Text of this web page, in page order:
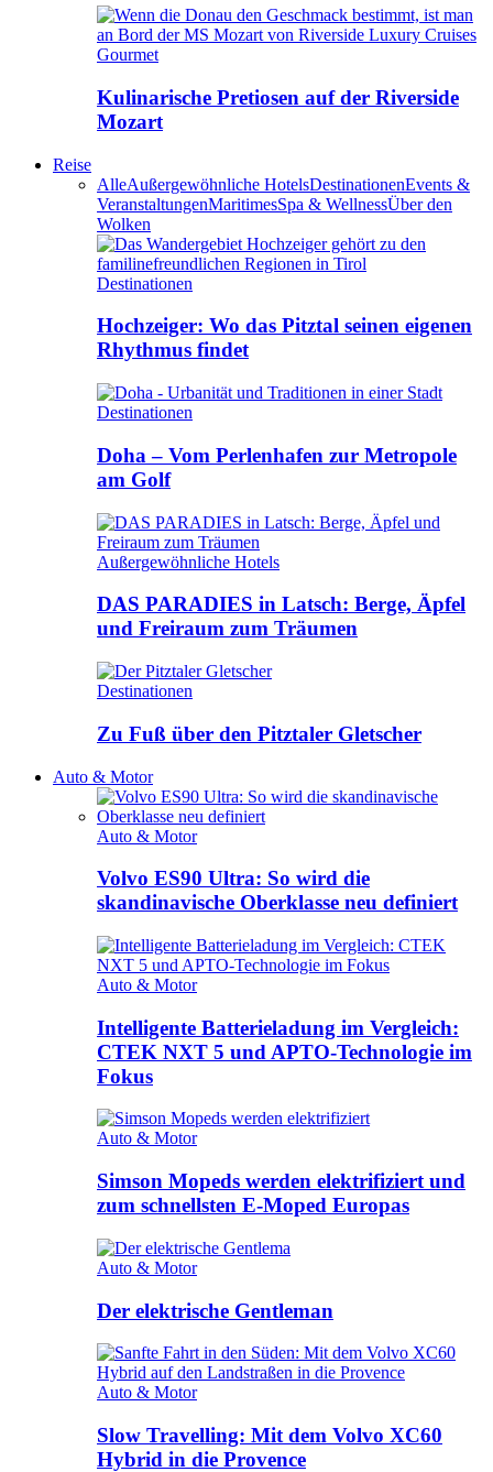
Gourmet
Kulinarische Pretiosen auf der Riverside
Mozart
Reise
AlleAußergewöhnliche HotelsDestinationenEvents &
VeranstaltungenMaritimesSpa & WellnessÜber den
Wolken
Destinationen
Hochzeiger: Wo das Pitztal seinen eigenen
Rhythmus findet
Destinationen
Doha – Vom Perlenhafen zur Metropole
am Golf
Außergewöhnliche Hotels
DAS PARADIES in Latsch: Berge, Äpfel
und Freiraum zum Träumen
Destinationen
Zu Fuß über den Pitztaler Gletscher
Auto & Motor
Auto & Motor
Volvo ES90 Ultra: So wird die
skandinavische Oberklasse neu definiert
Auto & Motor
Intelligente Batterieladung im Vergleich:
CTEK NXT 5 und APTO-Technologie im
Fokus
Auto & Motor
Simson Mopeds werden elektrifiziert und
zum schnellsten E-Moped Europas
Auto & Motor
Der elektrische Gentleman
Auto & Motor
Slow Travelling: Mit dem Volvo XC60
Hybrid in die Provence